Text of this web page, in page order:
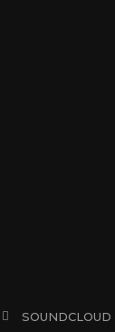
SOUNDCLOUD